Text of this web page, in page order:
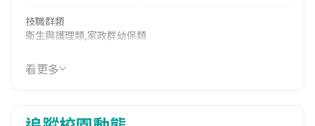
技職群類
衛生與護理類,家政群幼保類
114年學費
38,055 元/學期
7,680 元/學期
看更多